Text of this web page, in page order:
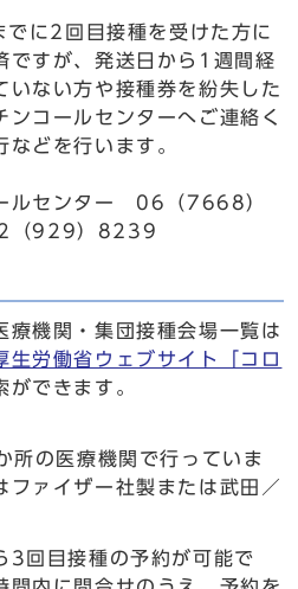
に2回目接種を受けた方に
ですが、発送日から1週間経
いない方や接種券を紛失した
ンコールセンターへご連絡く
どを行います。
ルセンター 06（7668）
（929）8239
療機関・集団接種会場一覧は
生労働省ウェブサイト「コロ
ができます。
の医療機関で行っていま
ファイザー社製または武田／
3回目接種の予約が可能で